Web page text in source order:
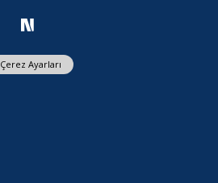
Çerez Ayarları